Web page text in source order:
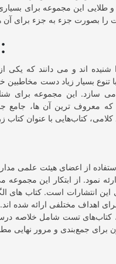
این مجموعه برای
:
شنیده اند و می دانند که یکی
بسیار زیاد دست مخاطبین
می سازد. این مجموعه برای
معروف ترین آن ها، جامع
و توانست با استفاده از اعضای هیئت
نمود. از ابتکار این مجموعه
انتشارات است. کتاب های
اهداف مختلفی ارائه شده
کتاب‌های تست شامل خلاصه